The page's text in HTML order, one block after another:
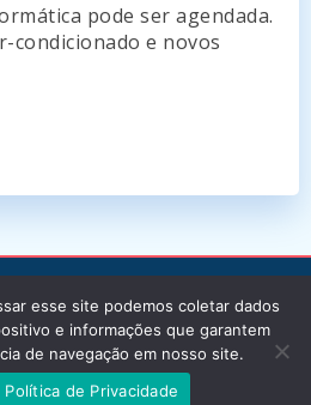
pode ser agendada.
condicionado e novos
/ 2026 / Todos os
esse site podemos coletar dados
e informações que garantem
de navegação em nosso site.
Política de Privacidade